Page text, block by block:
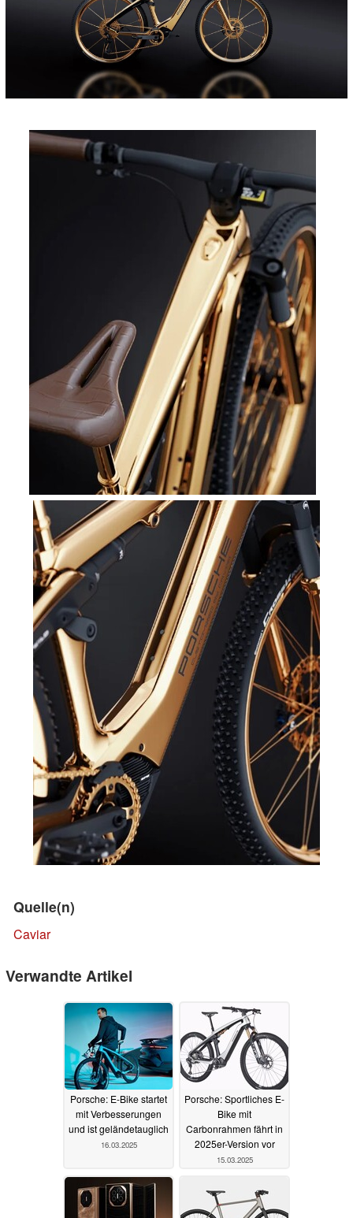
Quelle(n)
Caviar
Verwandte Artikel
Porsche: E-Bike startet
mit Verbesserungen
und ist geländetauglich
16.03.2025
Porsche: Sportliches E-
Bike mit
Carbonrahmen fährt in
2025er-Version vor
15.03.2025